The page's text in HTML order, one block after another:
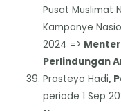
Pusat Muslimat
Kampanye
2024 =>
Perlindungan
Prasteyo Hadi,
periode 1 Sep